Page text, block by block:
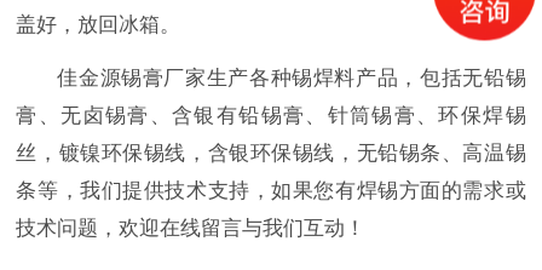
盖好，放回冰箱。
佳金源锡膏厂家生产各种锡焊料产品，包括无铅锡
膏、无卤锡膏、含银有铅锡膏、针筒锡膏、环保焊锡
丝，镀镍环保锡线，含银环保锡线，无铅锡条、高温锡
条等，我们提供技术支持，如果您有焊锡方面的需求或
技术问题，欢迎在线留言与我们互动！